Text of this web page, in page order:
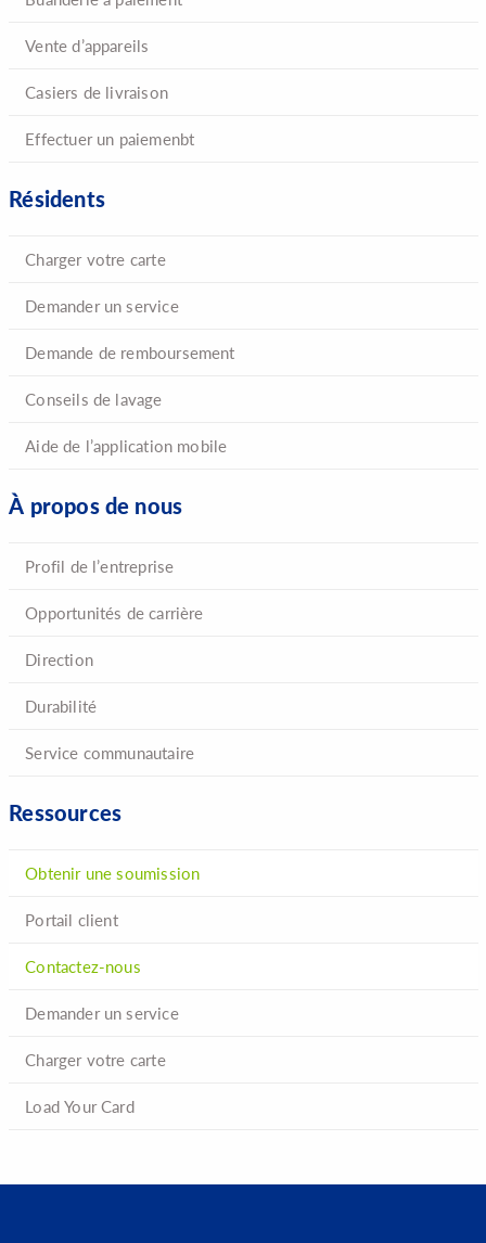
Vente d’appareils
Casiers de livraison
Effectuer un paiemenbt
Résidents
Charger votre carte
Demander un service
Demande de remboursement
Conseils de lavage
Aide de l’application mobile
À propos de nous
Profil de l’entreprise
Opportunités de carrière
Direction
Durabilité
Service communautaire
Ressources
Obtenir une soumission
Portail client
Contactez-nous
Demander un service
Charger votre carte
Load Your Card